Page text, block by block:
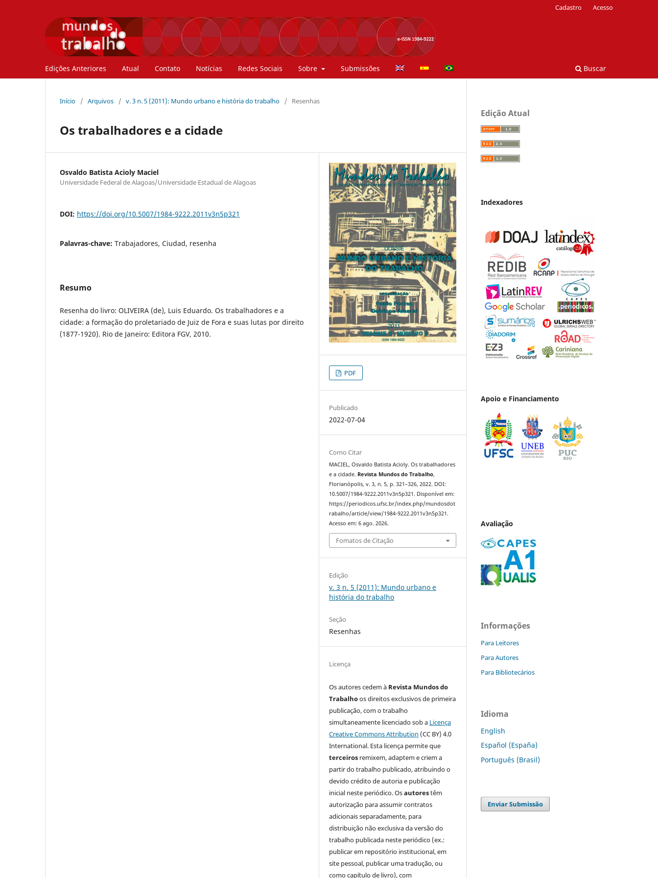
Edições Anteriores Atual Contato Notícias Redes Sociais Sobre Submissões Buscar
Cadastro Acesso
Início / Arquivos / v. 3 n. 5 (2011): Mundo urbano e história do trabalho / Resenhas
Os trabalhadores e a cidade
Osvaldo Batista Acioly Maciel
Universidade Federal de Alagoas/Universidade Estadual de Alagoas
DOI: https://doi.org/10.5007/1984-9222.2011v3n5p321
Palavras-chave: Trabajadores, Ciudad, resenha
Resumo
Resenha do livro: OLIVEIRA (de), Luis Eduardo. Os trabalhadores e a
cidade: a formação do proletariado de Juiz de Fora e suas lutas por direito
(1877-1920). Rio de Janeiro: Editora FGV, 2010.
PDF
Publicado
2022-07-04
Como Citar
MACIEL, Osvaldo Batista Acioly. Os trabalhadores
e a cidade. Revista Mundos do Trabalho,
Florianópolis, v. 3, n. 5, p. 321–326, 2022. DOI:
10.5007/1984-9222.2011v3n5p321. Disponível em:
https://periodicos.ufsc.br/index.php/mundosdot
rabalho/article/view/1984-9222.2011v3n5p321.
Acesso em: 6 ago. 2026.
Fomatos de Citação
Edição
v. 3 n. 5 (2011): Mundo urbano e
história do trabalho
Seção
Resenhas
Licença
Os autores cedem à Revista Mundos do
Trabalhoos direitos exclusivos de primeira
publicação, com o trabalho
simultaneamente licenciado sob a Licença
Creative Commons Attribution (CC BY) 4.0
International. Esta licença permite que
terceiros remixem, adaptem e criem a
partir do trabalho publicado, atribuindo o
devido crédito de autoria e publicação
inicial neste periódico. Osautorestêm
autorização para assumir contratos
adicionais separadamente, para
distribuição não exclusiva da versão do
trabalho publicada neste periódico (ex.:
publicar em repositório institucional, em
site pessoal, publicar uma tradução, ou
como capítulo de livro), com
Edição Atual
Indexadores
Apoio e Financiamento
Avaliação
Informações
Para Leitores
Para Autores
Para Bibliotecários
Idioma
English
Español (España)
Português (Brasil)
Enviar Submissão